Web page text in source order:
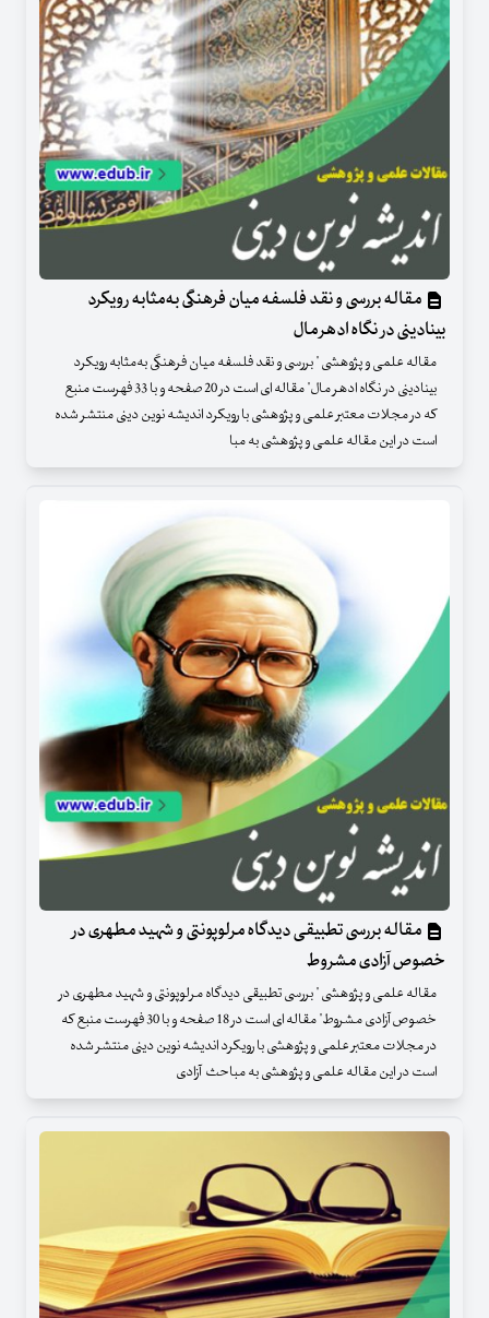
مقاله بررسی و نقد فلسفه میان فرهنگی به‌مثابه رویکرد
بینادینی در نگاه ادهر مال
مقاله علمی و پژوهشی " بررسی و نقد فلسفه میان فرهنگی به‌مثابه رویکرد
بینادینی در نگاه ادهر مال" مقاله ای است در 20 صفحه و با 33 فهرست منبع
که در مجلات معتبر علمی و پژوهشی با رویکرد اندیشه نوین دینی منتشر شده
است در این مقاله علمی و پژوهشی به مبا
مقاله بررسی تطبیقی دیدگاه مرلوپونتی و شهید مطهری در
خصوص آزادی مشروط
مقاله علمی و پژوهشی " بررسی تطبیقی دیدگاه مرلوپونتی و شهید مطهری در
خصوص آزادی مشروط" مقاله ای است در 18 صفحه و با 30 فهرست منبع که
در مجلات معتبر علمی و پژوهشی با رویکرد اندیشه نوین دینی منتشر شده
است در این مقاله علمی و پژوهشی به مباحث آزادی